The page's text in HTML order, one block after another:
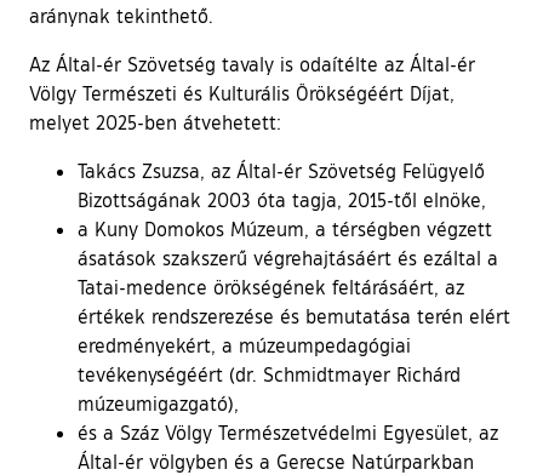
aránynak tekinthető.
Az Által-ér Szövetség tavaly is odaítélte az Által-ér
Völgy Természeti és Kulturális Örökségéért Díjat,
melyet 2025-ben átvehetett:
Takács Zsuzsa, az Által-ér Szövetség Felügyelő
Bizottságának 2003 óta tagja, 2015-től elnöke,
a Kuny Domokos Múzeum, a térségben végzett
ásatások szakszerű végrehajtásáért és ezáltal a
Tatai-medence örökségének feltárásáért, az
értékek rendszerezése és bemutatása terén elért
eredményekért, a múzeumpedagógiai
tevékenységéért (dr. Schmidtmayer Richárd
múzeumigazgató),
és a Száz Völgy Természetvédelmi Egyesület, az
Által-ér völgyben és a Gerecse Natúrparkban